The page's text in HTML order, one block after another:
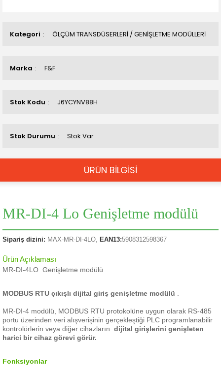
Kategori ÖLÇÜM TRANSDÜSERLERİ / GENİŞLETME MODÜLLERİ
Marka F&F
Stok Kodu J6YCYNV88H
Stok Durumu Stok Var
ÜRÜN BİLGİSİ
MR-DI-4 Lo Genişletme modülü
Sipariş dizini: MAX-MR-DI-4LO, EAN13:5908312598367
Ürün Açıklaması
MR-DI-4LO Genişletme modülü
MODBUS RTU çıkışlı dijital giriş genişletme modülü
MR-DI-4 modülü, MODBUS RTU protokolüne uygun olarak RS-485
portu üzerinden veri alışverişinin gerçekleştiği PLC programlanabilir
kontrolörlerin veya diğer cihazların dijital girişlerini genişleten
harici bir cihaz görevi görür.
Fonksiyonlar